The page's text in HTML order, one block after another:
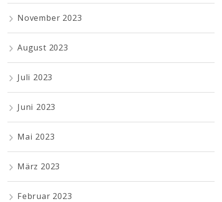
November 2023
August 2023
Juli 2023
Juni 2023
Mai 2023
März 2023
Februar 2023